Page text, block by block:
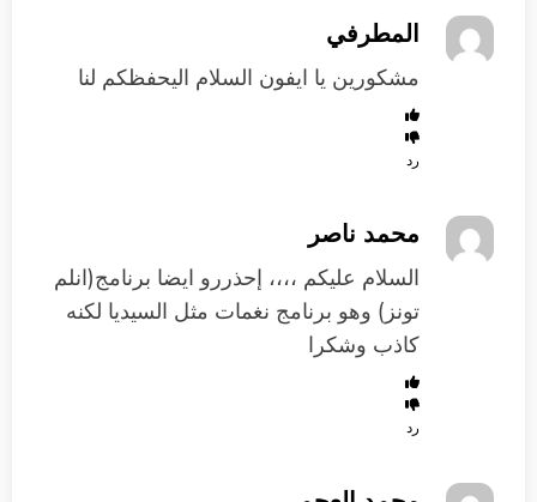
المطرفي
مشكورين يا ايفون السلام اليحفظكم لنا
رد
محمد ناصر
السلام عليكم ،،،، إحذررو ايضا برنامج(انلم
تونز) وهو برنامج نغمات مثل السيديا لكنه
كاذب وشكرا
رد